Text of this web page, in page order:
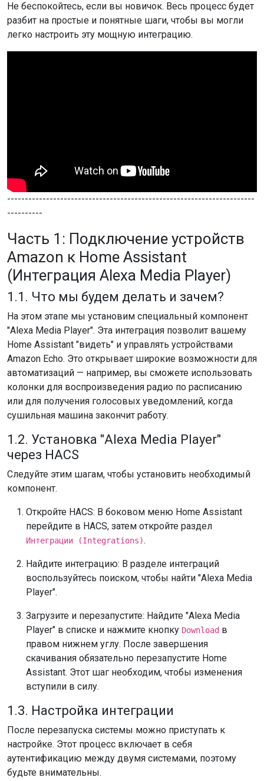
Не беспокойтесь, если вы новичок. Весь процесс будет
разбит на простые и понятные шаги, чтобы вы могли
легко настроить эту мощную интеграцию.
----------------------------------------------------------------------
----------
Часть 1: Подключение устройств
Amazon к Home Assistant
(Интеграция Alexa Media Player)
1.1. Что мы будем делать и зачем?
На этом этапе мы установим специальный компонент
"Alexa Media Player". Эта интеграция позволит вашему
Home Assistant "видеть" и управлять устройствами
Amazon Echo. Это открывает широкие возможности для
автоматизаций — например, вы сможете использовать
колонки для воспроизведения радио по расписанию
или для получения голосовых уведомлений, когда
сушильная машина закончит работу.
1.2. Установка "Alexa Media Player"
через HACS
Следуйте этим шагам, чтобы установить необходимый
компонент.
Откройте HACS: В боковом меню Home Assistant
перейдите в HACS, затем откройте раздел
Интеграции (Integrations).
Найдите интеграцию: В разделе интеграций
воспользуйтесь поиском, чтобы найти "Alexa Media
Player".
Загрузите и перезапустите: Найдите "Alexa Media
Player" в списке и нажмите кнопку Download в
правом нижнем углу. После завершения
скачивания обязательно перезапустите Home
Assistant. Этот шаг необходим, чтобы изменения
вступили в силу.
1.3. Настройка интеграции
После перезапуска системы можно приступать к
настройке. Этот процесс включает в себя
аутентификацию между двумя системами, поэтому
будьте внимательны.